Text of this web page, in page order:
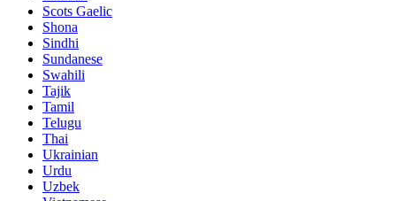
Scots Gaelic
Shona
Sindhi
Sundanese
Swahili
Tajik
Tamil
Telugu
Thai
Ukrainian
Urdu
Uzbek